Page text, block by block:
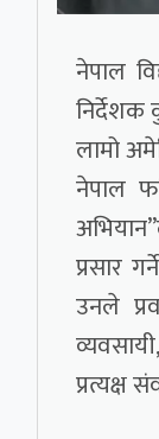
नेपाल
निर्देशक
लामो
नेपाल
प्रसार
उनले
प्रत्यक्ष